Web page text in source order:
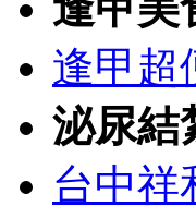
逢甲超
泌尿結
台中祥